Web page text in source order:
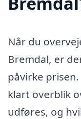
Når du
Bremdal, er
påvirke
klart overblik
udføres, og